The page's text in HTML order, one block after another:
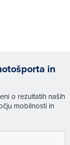
in
o rezultatih naših
mobilnosti in